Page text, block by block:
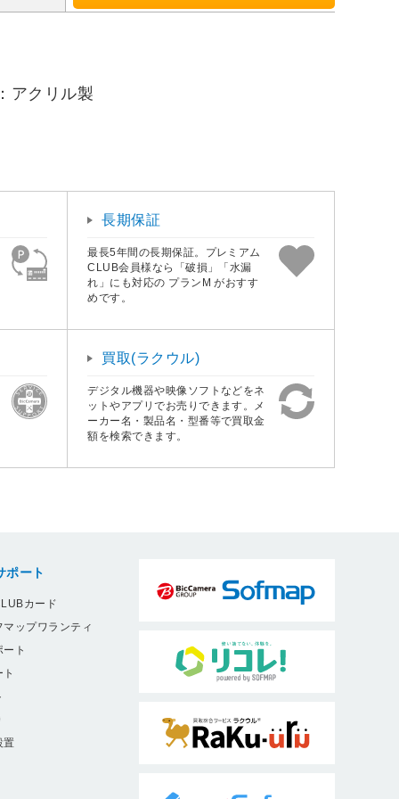
アクリル製
長期保証
最長5年間の長期保証。プレミアム
CLUB会員様なら「破損」「水漏
れ」にも対応の プランM がおすす
めです。
買取(ラクウル)
デジタル機器や映像ソフトなどをネ
ットやアプリでお売りできます。メ
ーカー名・製品名・型番等で買取金
額を検索できます。
ポート
カード
ップワランティ
ト
置